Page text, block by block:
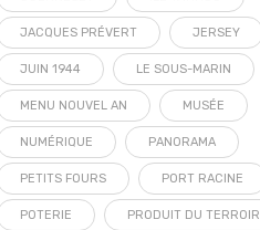
JACQUES PRÉVERT JERSEY
JUIN 1944 LE SOUS-MARIN
MENU NOUVEL AN MUSÉE
NUMÉRIQUE PANORAMA
PETITS FOURS PORT RACINE
POTERIE PRODUIT DU TERROIR